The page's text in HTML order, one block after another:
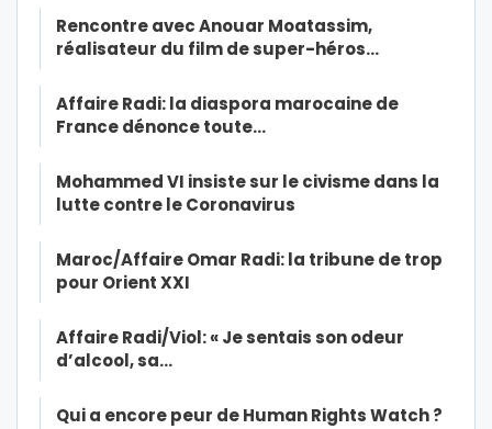
Rencontre avec Anouar Moatassim,
réalisateur du film de super-héros…
Affaire Radi: la diaspora marocaine de
France dénonce toute…
Mohammed VI insiste sur le civisme dans la
lutte contre le Coronavirus
Maroc/Affaire Omar Radi: la tribune de trop
pour Orient XXI
Affaire Radi/Viol: « Je sentais son odeur
d’alcool, sa…
Qui a encore peur de Human Rights Watch ?